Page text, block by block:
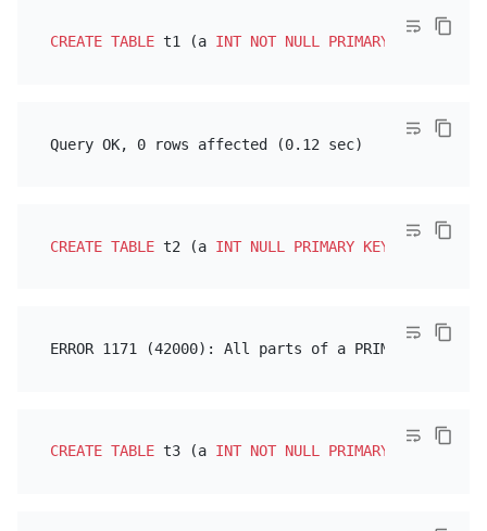
CREATE TABLE t1 (a INT NOT NULL PRIMARY KEY );
CREATE TABLE t2 (a INT NULL PRIMARY KEY
CREATE TABLE t3 (a INT NOT NULL PRIMARY KEY , b